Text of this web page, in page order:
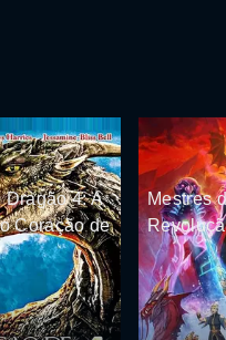
Dragão 4: A
Coração de
Mestres